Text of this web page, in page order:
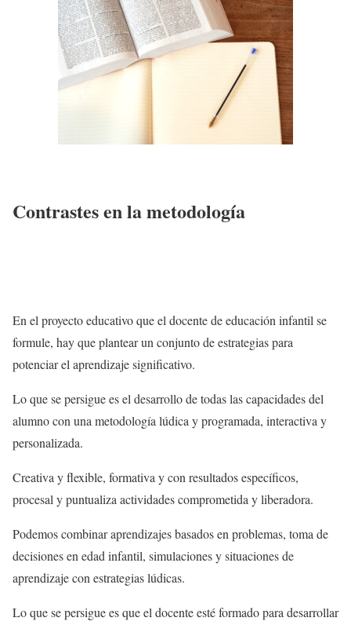
Contrastes en la metodología
En el proyecto educativo que el docente de educación infantil se
formule, hay que plantear un conjunto de estrategias para
potenciar el aprendizaje significativo.
Lo que se persigue es el desarrollo de todas las capacidades del
alumno con una metodología lúdica y programada, interactiva y
personalizada.
Creativa y flexible, formativa y con resultados específicos,
procesal y puntualiza actividades comprometida y liberadora.
Podemos combinar aprendizajes basados en problemas, toma de
decisiones en edad infantil, simulaciones y situaciones de
aprendizaje con estrategias lúdicas.
Lo que se persigue es que el docente esté formado para desarrollar